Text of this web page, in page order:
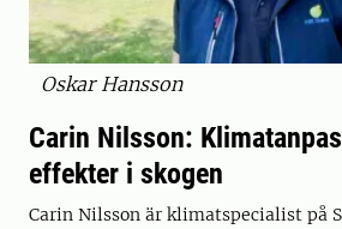
Oskar Hansson
Carin Nilsson:
effekter i skogen
Carin Nilsson är klimatspecialist på